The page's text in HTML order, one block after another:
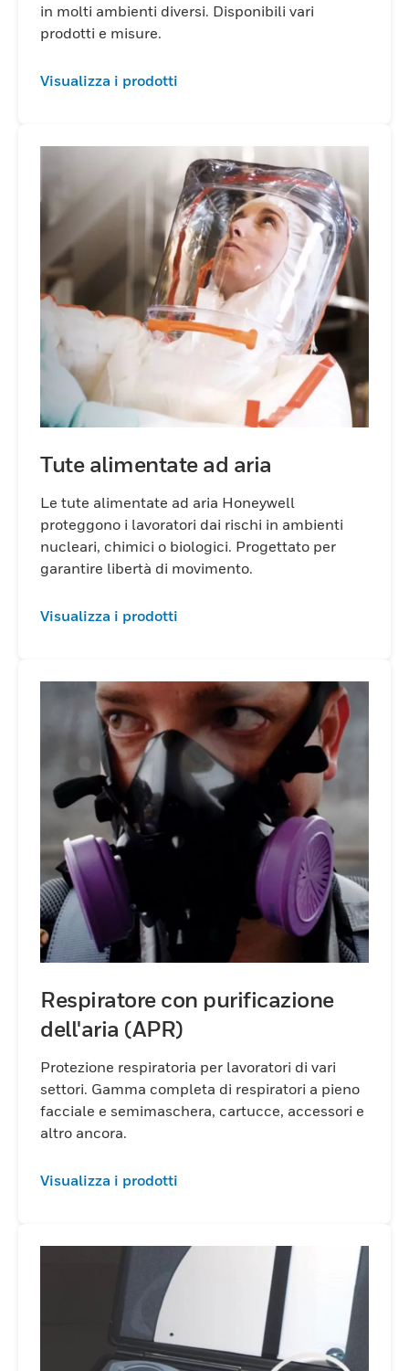
in molti ambienti diversi. Disponibili vari
prodotti e misure.
Visualizza i prodotti
Tute alimentate ad aria
Le tute alimentate ad aria Honeywell
proteggono i lavoratori dai rischi in ambienti
nucleari, chimici o biologici. Progettato per
garantire libertà di movimento.
Visualizza i prodotti
Respiratore con purificazione
dell'aria (APR)
Protezione respiratoria per lavoratori di vari
settori. Gamma completa di respiratori a pieno
facciale e semimaschera, cartucce, accessori e
altro ancora.
Visualizza i prodotti